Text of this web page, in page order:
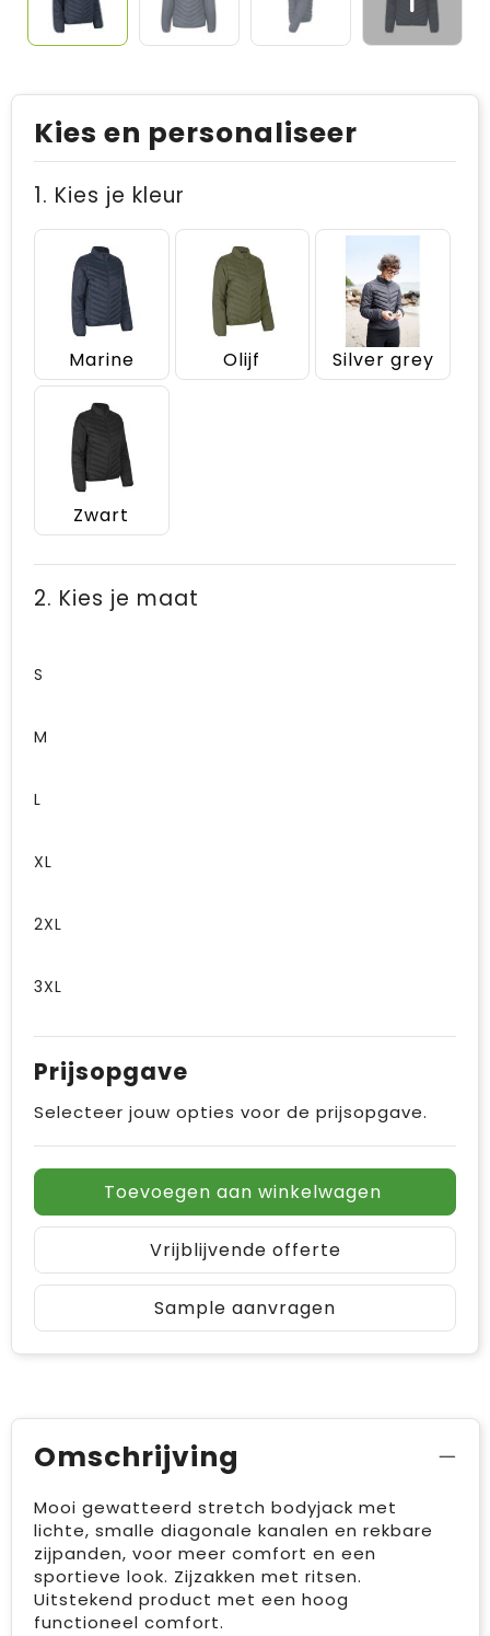
Kies en personaliseer
1. Kies je kleur
Marine Olijf Silver grey
Zwart
2. Kies je maat
S
M
L
XL
2XL
3XL
Prijsopgave
Selecteer jouw opties voor de prijsopgave.
Toevoegen aan winkelwagen
Vrijblijvende offerte
Sample aanvragen
Omschrijving
Mooi gewatteerd stretch bodyjack met
lichte, smalle diagonale kanalen en rekbare
zijpanden, voor meer comfort en een
sportieve look. Zijzakken met ritsen.
Uitstekend product met een hoog
functioneel comfort.